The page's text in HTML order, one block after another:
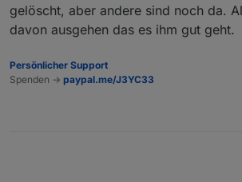
gelöscht, aber andere sind noch da.
davon ausgehen das es ihm gut geht.
Persönlicher Support
Spenden -> paypal.me/J3YC33